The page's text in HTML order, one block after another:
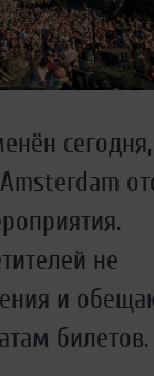
не
и
билетов.